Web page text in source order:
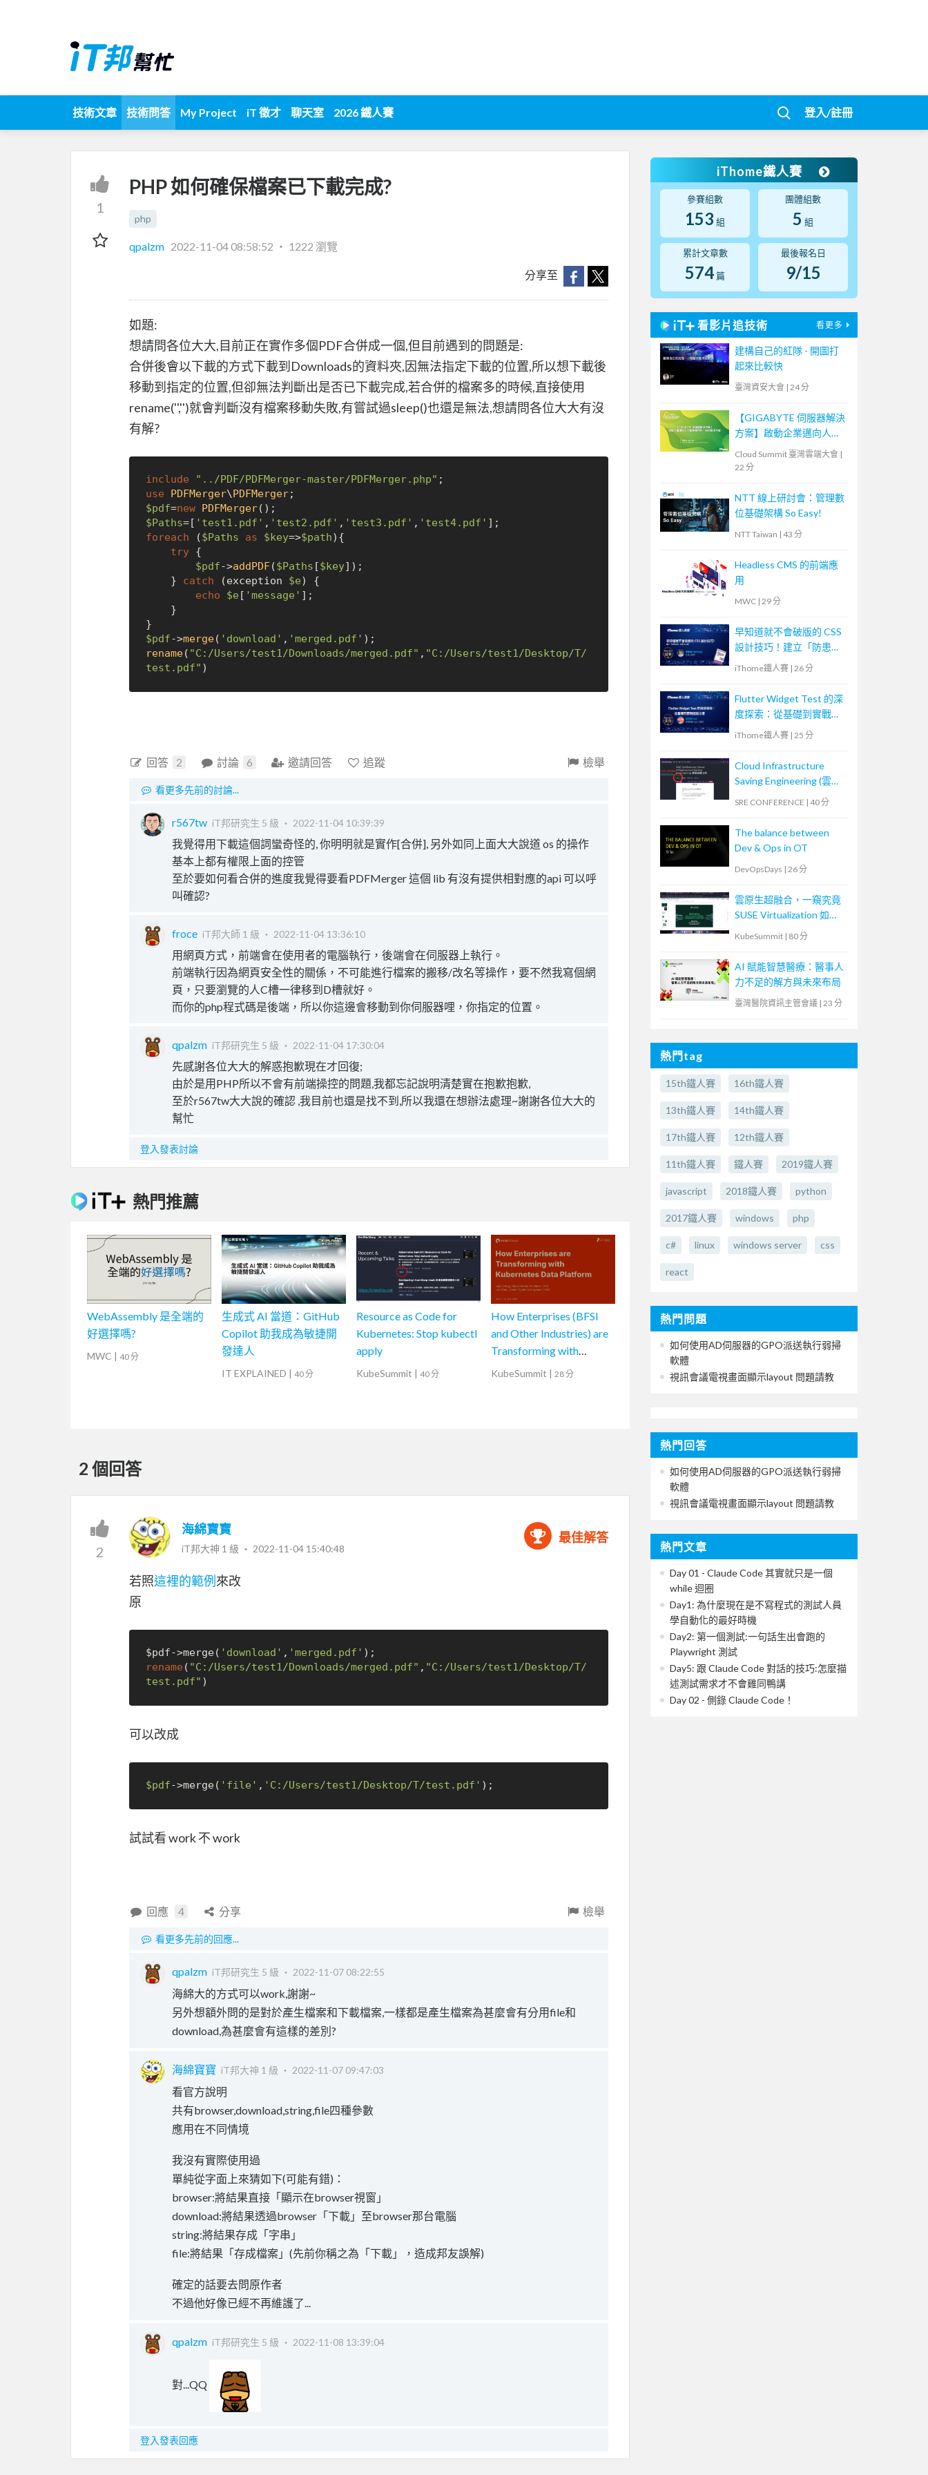
技術文章 技術問答 My Project iT 徵才 聊天室 2026 鐵人賽 登入/註冊
1
PHP 如何確保檔案已下載完成?
php
qpalzm 2022-11-04 08:58:52 ‧ 1222 瀏覽
分享至
如題:
想請問各位大大,目前正在實作多個PDF合併成一個,但目前遇到的問題是:
合併後會以下載的方式下載到Downloads的資料夾,因無法指定下載的位置,所以想下載後
移動到指定的位置,但卻無法判斷出是否已下載完成,若合併的檔案多的時候,直接使用
rename('','')就會判斷沒有檔案移動失敗,有嘗試過sleep()也還是無法,想請問各位大大有沒
有解?
include "../PDF/PDFMerger-master/PDFMerger.php"
use
PDFMerger\PDFMerger
$pdf=new PDFMerger
$Paths=[ 'test1.pdf' , 'test2.pdf' , 'test3.pdf' , 'test4.pdf'
foreach ($Paths as $key=>$path){
try {
$pdf->addPDF($Paths [$key]);
    }
catch (exception $e) {
echo
$e [ 'message' ];
$pdf->merge( 'download' , 'merged.pdf'
rename( "C:/Users/test1/Downloads/merged.pdf" , "C:/Users/test1/Desktop/T/
test.pdf"
回答 2 討論 6 邀請回答 追蹤 檢舉
看更多先前的討論...
r567tw iT邦研究生 5 級 ‧ 2022-11-04 10:39:39
我覺得用下載這個詞蠻奇怪的, 你明明就是實作[合併], 另外如同上面大大說道 os 的操作
基本上都有權限上面的控管
至於要如何看合併的進度我覺得要看PDFMerger 這個 lib 有沒有提供相對應的api 可以呼
叫確認?
froce iT邦大師 1 級 ‧ 2022-11-04 13:36:10
用網頁方式，前端會在使用者的電腦執行，後端會在伺服器上執行。
前端執行因為網頁安全性的關係，不可能進行檔案的搬移/改名等操作，要不然我寫個網
頁，只要瀏覽的人C槽一律移到D槽就好。
而你的php程式碼是後端，所以你這邊會移動到你伺服器哩，你指定的位置。
qpalzm iT邦研究生 5 級 ‧ 2022-11-04 17:30:04
先感謝各位大大的解惑抱歉現在才回復;
由於是用PHP所以不會有前端操控的問題,我都忘記說明清楚實在抱歉抱歉,
至於r567tw大大說的確認 ,我目前也還是找不到,所以我還在想辦法處理~謝謝各位大大的
幫忙
登入發表討論
熱門推薦
WebAssembly 是全端的
好選擇嗎?
MWC | 40 分
生成式 AI 當道：GitHub
Copilot 助我成為敏捷開
發達人
IT EXPLAINED | 40 分
Resource as Code for
Kubernetes: Stop kubectl
apply
KubeSummit | 40 分
How Enterprises (BFSI
and Other Industries) are
Transforming with
Kubernetes Data
KubeSummit | 28 分
2 個回答
2
海綿寶寶
iT邦大神 1 級 ‧ 2022-11-04 15:40:48
最佳解答
若照這裡的範例來改
原
$pdf->merge( 'download' , 'merged.pdf'
rename ( "C:/Users/test1/Downloads/merged.pdf" , "C:/Users/test1/Desktop/T/
test.pdf"
可以改成
$pdf->merge( 'file' , 'C:/Users/test1/Desktop/T/test.pdf'
試試看 work 不 work
回應 4 分享 檢舉
看更多先前的回應...
qpalzm iT邦研究生 5 級 ‧ 2022-11-07 08:22:55
海綿大的方式可以work,謝謝~
另外想額外問的是對於產生檔案和下載檔案,一樣都是產生檔案為甚麼會有分用file和
download,為甚麼會有這樣的差別?
海綿寶寶 iT邦大神 1 級 ‧ 2022-11-07 09:47:03
看官方說明
共有browser,download,string,file四種參數
應用在不同情境
我沒有實際使用過
單純從字面上來猜如下(可能有錯)：
browser:將結果直接「顯示在browser視窗」
download:將結果透過browser「下載」至browser那台電腦
string:將結果存成「字串」
file:將結果「存成檔案」(先前你稱之為「下載」，造成邦友誤解)
確定的話要去問原作者
不過他好像已經不再維護了...
qpalzm iT邦研究生 5 級 ‧ 2022-11-08 13:39:04
對...QQ
登入發表回應
iThome鐵人賽
參賽組數
153 組
團體組數
5 組
累計文章數
574 篇
最後報名日
9/15
看影片追技術 看更多
建構自己的紅隊 - 開圖打
起來比較快
臺灣資安大會 | 24 分
【GIGABYTE 伺服器解決
方案】啟動企業邁向人工
智慧應用的一站式解決方
案
Cloud Summit 臺灣雲端大會 |
22 分
NTT 線上研討會：管理數
位基礎架構 So Easy!
NTT Taiwan | 43 分
Headless CMS 的前端應
用
MWC | 29 分
早知道就不會破版的 CSS
設計技巧！建立「防患未
然」的匠人心態
iThome鐵人賽 | 26 分
Flutter Widget Test 的深
度探索：從基礎到實戰經
iThome鐵人賽 | 25 分
Cloud Infrastructure
Saving Engineering (雲端
SRE CONFERENCE | 40 分
The balance between
Dev & Ops in OT
DevOpsDays | 26 分
雲原生超融合，一窺究竟
SUSE Virtualization 如何
解決傳統應用與現代化雲
KubeSummit | 80 分
AI 賦能智慧醫療：醫事人
力不足的解方與未來布局
臺灣醫院資訊主管會議 | 23 分
熱門tag
15th鐵人賽 16th鐵人賽
13th鐵人賽 14th鐵人賽
17th鐵人賽 12th鐵人賽
11th鐵人賽 鐵人賽 2019鐵人賽
javascript 2018鐵人賽 python
2017鐵人賽 windows php
c# linux windows server css
react
熱門問題
如何使用AD伺服器的GPO派送執行弱掃
軟體
視訊會議電視畫面顯示layout 問題請教
熱門回答
如何使用AD伺服器的GPO派送執行弱掃
軟體
視訊會議電視畫面顯示layout 問題請教
熱門文章
Day 01 - Claude Code 其實就只是一個
while 迴圈
Day1: 為什麼現在是不寫程式的測試人員
學自動化的最好時機
Day2: 第一個測試:一句話生出會跑的
Playwright 測試
Day5: 跟 Claude Code 對話的技巧:怎麼描
述測試需求才不會雞同鴨講
Day 02 - 側錄 Claude Code！